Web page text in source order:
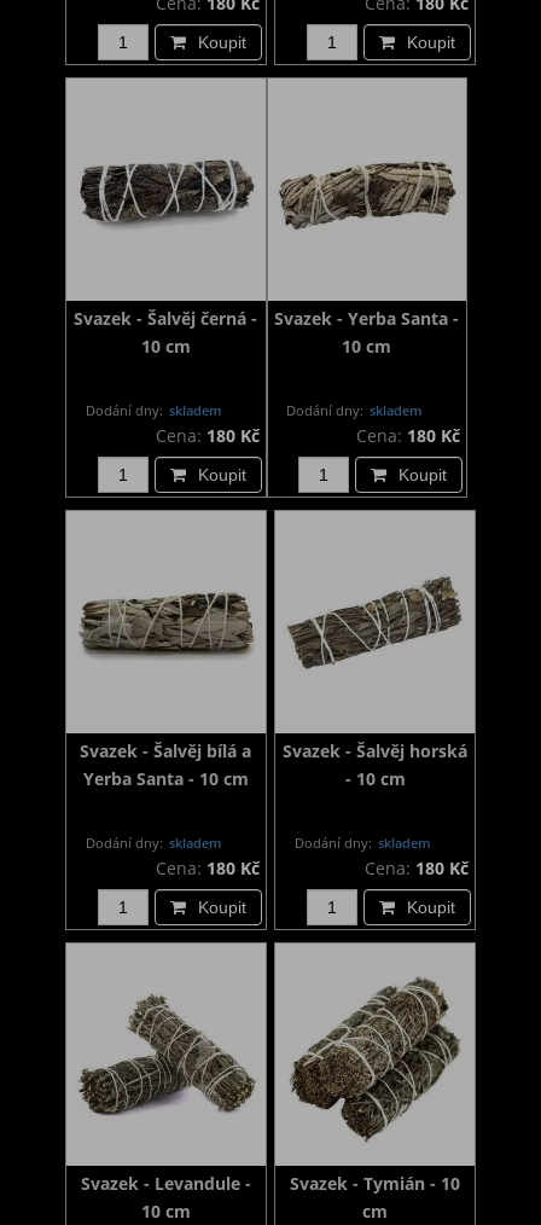
Koupit Koupit
Svazek - Šalvěj černá -
10 cm
Dodání dny: skladem
Cena: 180 Kč
Koupit
Svazek - Yerba Santa -
10 cm
Dodání dny: skladem
Cena: 180 Kč
Koupit
Svazek - Šalvěj bílá a
Yerba Santa - 10 cm
Dodání dny: skladem
Cena: 180 Kč
Koupit
Svazek - Šalvěj horská
- 10 cm
Dodání dny: skladem
Cena: 180 Kč
Koupit
Svazek - Levandule -
10 cm
Svazek - Tymián - 10
cm